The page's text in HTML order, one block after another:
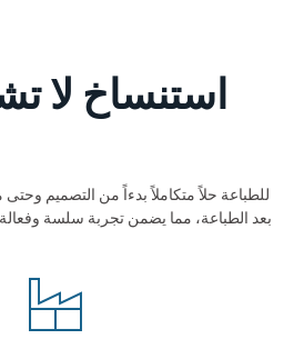
استنساخ لا
بعد الطباعة، مما يضمن تجربة سلسة